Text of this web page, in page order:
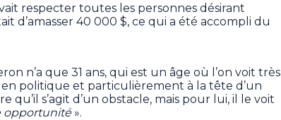
respecter toutes les personnes désirant
d’amasser 40 000 $, ce qui a été accompli du
n’a que 31 ans, qui est un âge où l’on voit très
politique et particulièrement à la tête d’un
qu’il s’agit d’un obstacle, mais pour lui, il le voit
opportunité».